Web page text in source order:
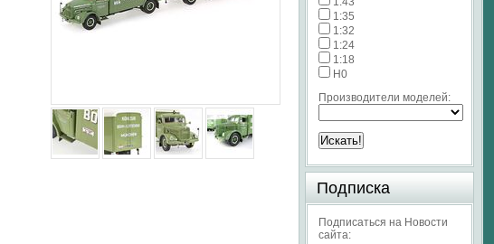
1:35
1:32
1:24
1:18
H0
Производители моделей:
Подписка
Подписаться на Новости
сайта: